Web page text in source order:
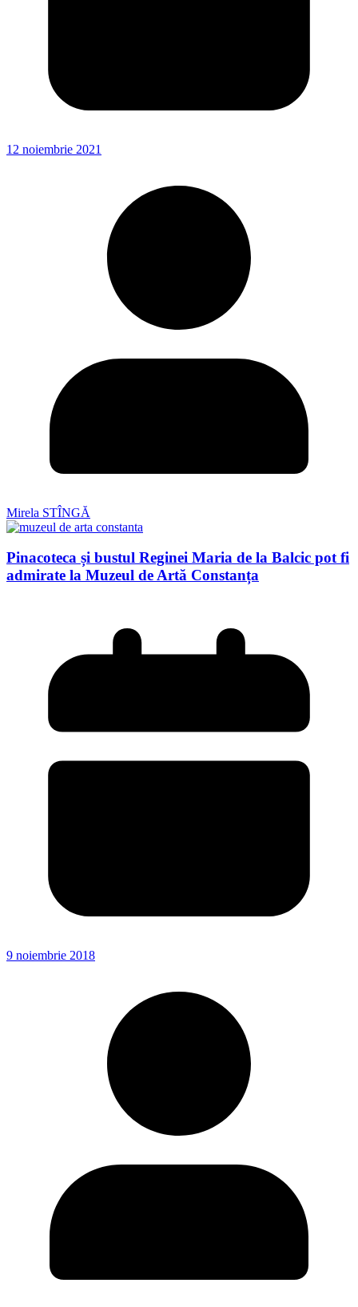
12 noiembrie 2021
Mirela STÎNGĂ
Pinacoteca și bustul Reginei Maria de la Balcic pot fi
admirate la Muzeul de Artă Constanța
9 noiembrie 2018